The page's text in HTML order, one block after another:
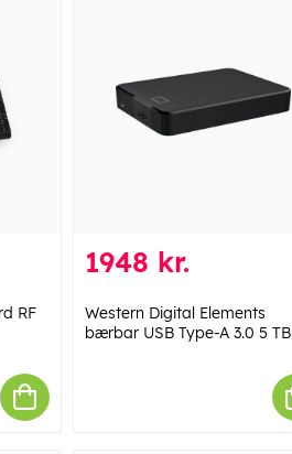
RF
1948 kr.
Western Digital Elements
bærbar USB Type-A 3.0 5 TB